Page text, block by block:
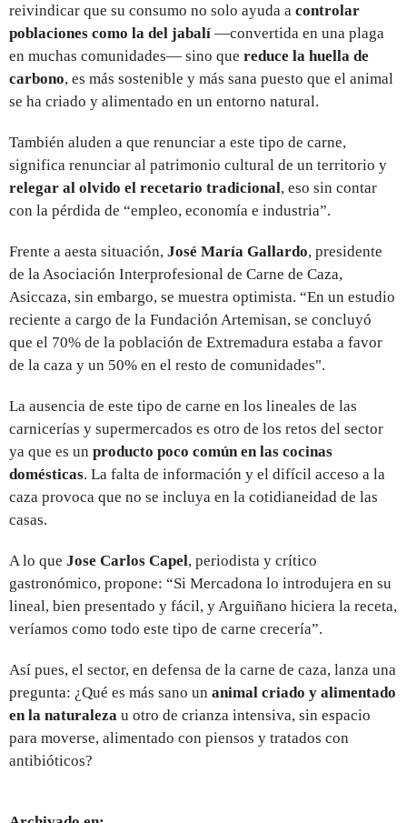
reivindicar que su consumo no solo ayuda a controlar
poblaciones como la del jabalí —convertida en una plaga
en muchas comunidades— sino que reduce la huella de
carbono, es más sostenible y más sana puesto que el animal
se ha criado y alimentado en un entorno natural.
También aluden a que renunciar a este tipo de carne,
significa renunciar al patrimonio cultural de un territorio y
relegar al olvido el recetario tradicional, eso sin contar
con la pérdida de “empleo, economía e industria”.
Frente a aesta situación, José María Gallardo, presidente
de la Asociación Interprofesional de Carne de Caza,
Asiccaza, sin embargo, se muestra optimista. “En un estudio
reciente a cargo de la Fundación Artemisan, se concluyó
que el 70% de la población de Extremadura estaba a favor
de la caza y un 50% en el resto de comunidades".
La ausencia de este tipo de carne en los lineales de las
carnicerías y supermercados es otro de los retos del sector
ya que es un producto poco común en las cocinas
domésticas. La falta de información y el difícil acceso a la
caza provoca que no se incluya en la cotidianeidad de las
casas.
A lo que Jose Carlos Capel, periodista y crítico
gastronómico, propone: “Si Mercadona lo introdujera en su
lineal, bien presentado y fácil, y Arguiñano hiciera la receta,
veríamos como todo este tipo de carne crecería”.
Así pues, el sector, en defensa de la carne de caza, lanza una
pregunta: ¿Qué es más sano un animal criado y alimentado
en la naturaleza u otro de crianza intensiva, sin espacio
para moverse, alimentado con piensos y tratados con
antibióticos?